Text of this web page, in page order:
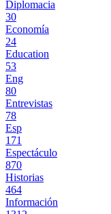
Diplomacia
30
Economía
24
Education
53
Eng
80
Entrevistas
78
Esp
171
Espectáculo
870
Historias
464
Información